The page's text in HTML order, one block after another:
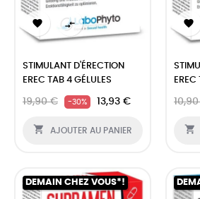
 
STIMULANT D'ÉRECTION
EREC TAB 4 GÉLULES
19,90 € -30% 13,93 €
 AJOUTER AU PANIER

EREC

DEMAIN CHEZ VOUS*!